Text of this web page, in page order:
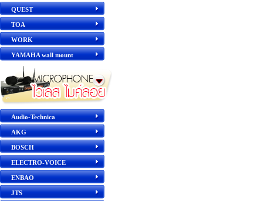
QUEST
TOA
WORK
YAMAHA wall mount
Audio-Technica
AKG
BOSCH
ELECTRO-VOICE
ENBAO
JTS